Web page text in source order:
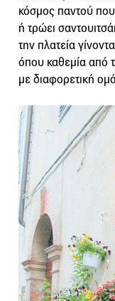
κόσμος παντού που
ή τρώει
την πλατεία
όπου καθεμία από
με διαφορετική